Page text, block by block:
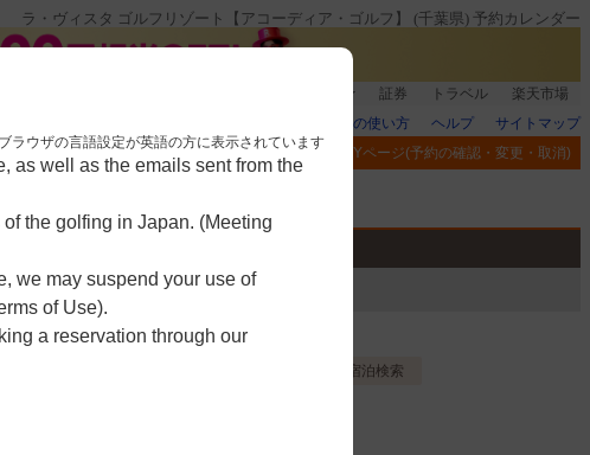
ラ・ヴィスタ ゴルフリゾート【アコーディア・ゴルフ】 (千葉県) 予約カレンダー
証券 トラベル
楽天市場
楽天GORAの使い方
ヘルプ
サイトマップ
閲覧履歴
お気に入り MYページ(予約の確認・変更・取消)
宿泊検索
ウザの言語設定が英語の方に表示されています
as well as the emails sent from the
the golfing in Japan. (Meeting
we may suspend your use of
of Use).
a reservation through our